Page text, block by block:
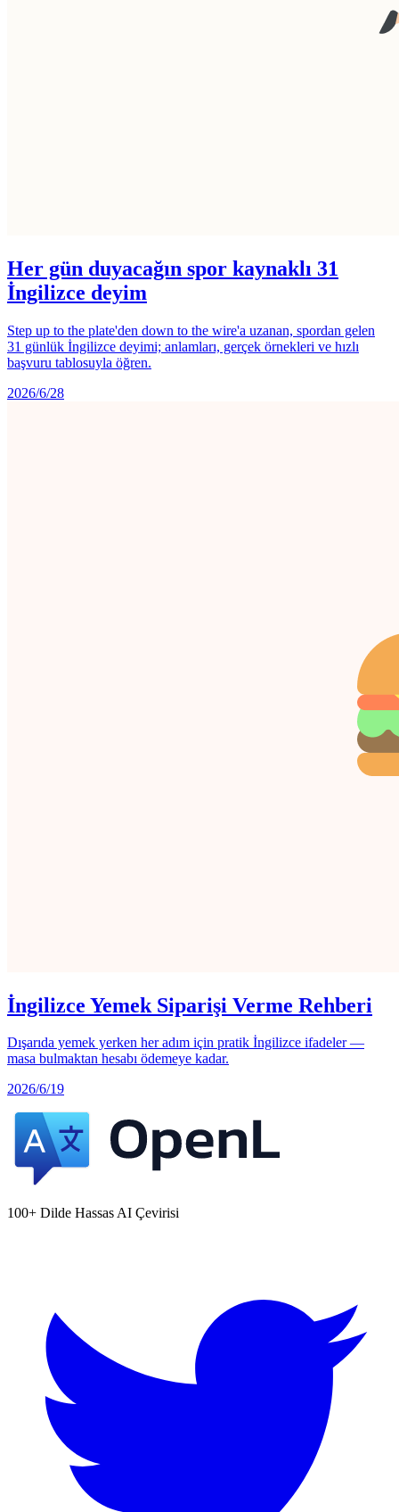
Her gün duyacağın spor kaynaklı 31
İngilizce deyim
Step up to the plate'den down to the wire'a uzanan, spordan gelen
31 günlük İngilizce deyimi; anlamları, gerçek örnekleri ve hızlı
başvuru tablosuyla öğren.
2026/6/28
İngilizce Yemek Siparişi Verme Rehberi
Dışarıda yemek yerken her adım için pratik İngilizce ifadeler —
masa bulmaktan hesabı ödemeye kadar.
2026/6/19
100+ Dilde Hassas AI Çevirisi